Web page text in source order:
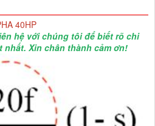
40HP
hệ với chúng tôi để biết rõ chi
nhất. Xin chân thành cảm ơn!